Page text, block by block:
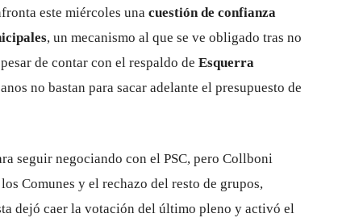
este miércoles una cuestión de confianza
, un mecanismo al que se ve obligado tras no
de contar con el respaldo de Esquerra
no bastan para sacar adelante el presupuesto de
seguir negociando con el PSC, pero Collboni
Comunes y el rechazo del resto de grupos,
dejó caer la votación del último pleno y activó el